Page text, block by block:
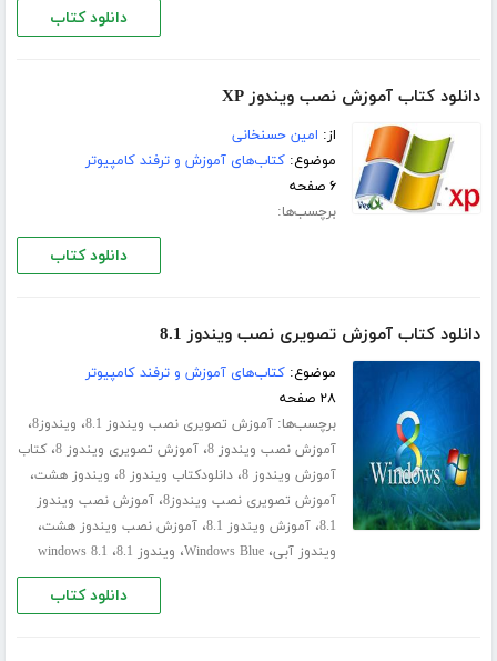
دانلود کتاب
دانلود کتاب آموزش نصب ویندوز XP
از: امین حسنخانی
موضوع:کتاب‌های آموزش و ترفند کامپیوتر
۶ صفحه
برچسب‌ها:
دانلود کتاب
دانلود کتاب آموزش تصویری نصب ویندوز 8.1
موضوع:کتاب‌های آموزش و ترفند کامپیوتر
۲۸ صفحه
برچسب‌ها:آموزش تصویری نصب ویندوز 8.1 ، ویندوز8 ،
آموزش نصب ویندوز 8 ،آموزش تصویری ویندوز 8 ،کتاب
آموزش ویندوز 8 ،دانلودکتاب ویندوز 8 ، ویندوز هشت،
آموزش تصویری نصب ویندوز8 ،آموزش نصب ویندوز
8.1،آموزش ویندوز 8.1 ،آموزش نصب ویندوز هشت،
ویندوز آبی،Windows Blue، ویندوز 8.1 ، windows 8.1
دانلود کتاب